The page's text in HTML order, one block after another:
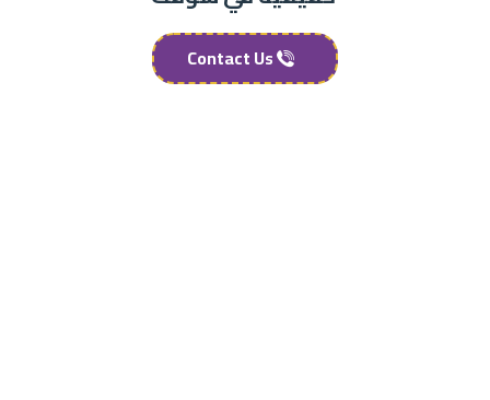
Contact Us